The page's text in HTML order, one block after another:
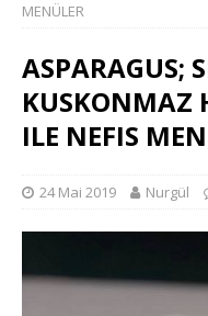
MENÜLER
ASPARAGUS;
KUSKONMAZ
ILE NEFIS
24 Mai 2019 Nurgül